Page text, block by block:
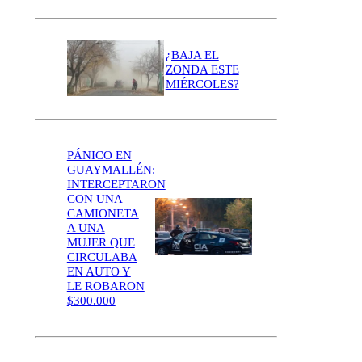
¿BAJA EL
ZONDA ESTE
MIÉRCOLES?
PÁNICO EN
GUAYMALLÉN:
INTERCEPTARON
CON UNA
CAMIONETA
A UNA
MUJER QUE
CIRCULABA
EN AUTO Y
LE ROBARON
$300.000